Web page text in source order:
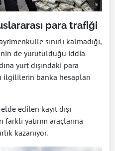
para trafiği
sınırlı kalmadığı,
de yürütüldüğü iddia
yurt dışındaki para
ilgililerin banka hesapları
edilen kayıt dışı
farklı yatırım araçlarına
kazanıyor.